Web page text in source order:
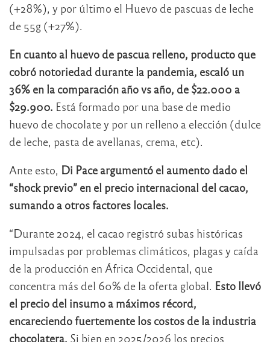
(+28%), y por último el Huevo de pascuas de leche
de 55g (+27%).
En cuanto al huevo de pascua relleno, producto que
cobró notoriedad durante la pandemia, escaló un
36% en la comparación año vs año, de $22.000 a
$29.900. Está formado por una base de medio
huevo de chocolate y por un relleno a elección (dulce
de leche, pasta de avellanas, crema, etc).
Ante esto, Di Pace argumentó el aumento dado el
“shock previo” en el precio internacional del cacao,
sumando a otros factores locales.
“Durante 2024, el cacao registró subas históricas
impulsadas por problemas climáticos, plagas y caída
de la producción en África Occidental, que
concentra más del 60% de la oferta global. Esto llevó
el precio del insumo a máximos récord,
encareciendo fuertemente los costos de la industria
chocolatera. Si bien en 2025/2026 los precios